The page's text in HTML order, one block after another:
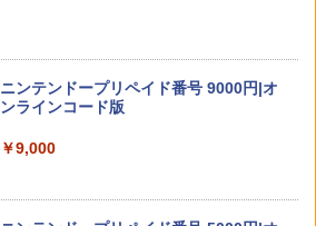
￥750
S5版(【早期購入封入特典】エリオット
旅立ちパック)
￥5,236
ルアイドルクラブ Bloom Garden Part
y』(特装限定版)【Blu-ray】 [ 矢立肇 ]
【楽天ブックス限定連動購入特典+楽天
ニンテンドープリペイド番号 9000円|オ
ンラインコード版
￥9,000